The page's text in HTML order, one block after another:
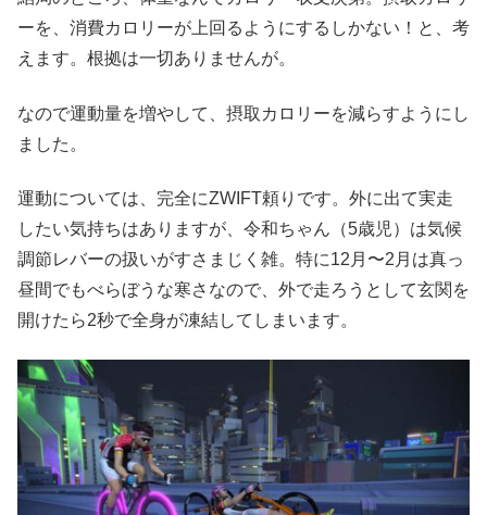
ーを、消費カロリーが上回るようにするしかない！と、考
えます。根拠は一切ありませんが。
なので運動量を増やして、摂取カロリーを減らすようにし
ました。
運動については、完全にZWIFT頼りです。外に出て実走
したい気持ちはありますが、令和ちゃん（5歳児）は気候
調節レバーの扱いがすさまじく雑。特に12月〜2月は真っ
昼間でもべらぼうな寒さなので、外で走ろうとして玄関を
開けたら2秒で全身が凍結してしまいます。